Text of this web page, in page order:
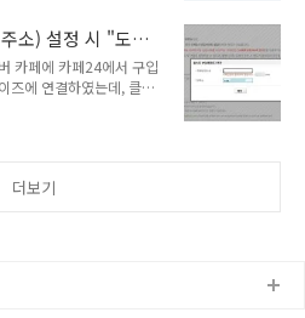
에서 등록했습니
트에 SSL 인증서 설치
하지 않는 문제로 클라
SSL 인증서 설치 후 http
보드)카페24의 경우
이 작동하지 않는다고
소) 설정 시 "도메
러가 발생하는 경
카페에 카페24에서 구입
즈에 연결하였는데, 클라
이나 네이버 등 검색엔
이즈에 연결된 상태였
더보기